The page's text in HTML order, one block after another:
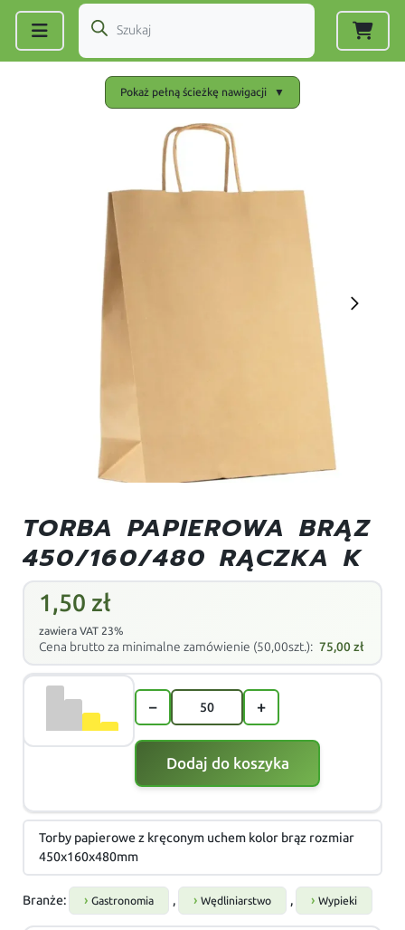
Pokaż pełną ścieżkę nawigacji ▼
TORBA PAPIEROWA BRĄZ
450/160/480 RĄCZKA K
1,50 zł
zawiera VAT 23%
Cena brutto za minimalne zamówienie (50,00szt.): 75,00zł
− +
Dodaj do koszyka
Torby papierowe z kręconym uchem kolor brąz rozmiar
450x160x480mm
Branże: Gastronomia , Wędliniarstwo , Wypieki